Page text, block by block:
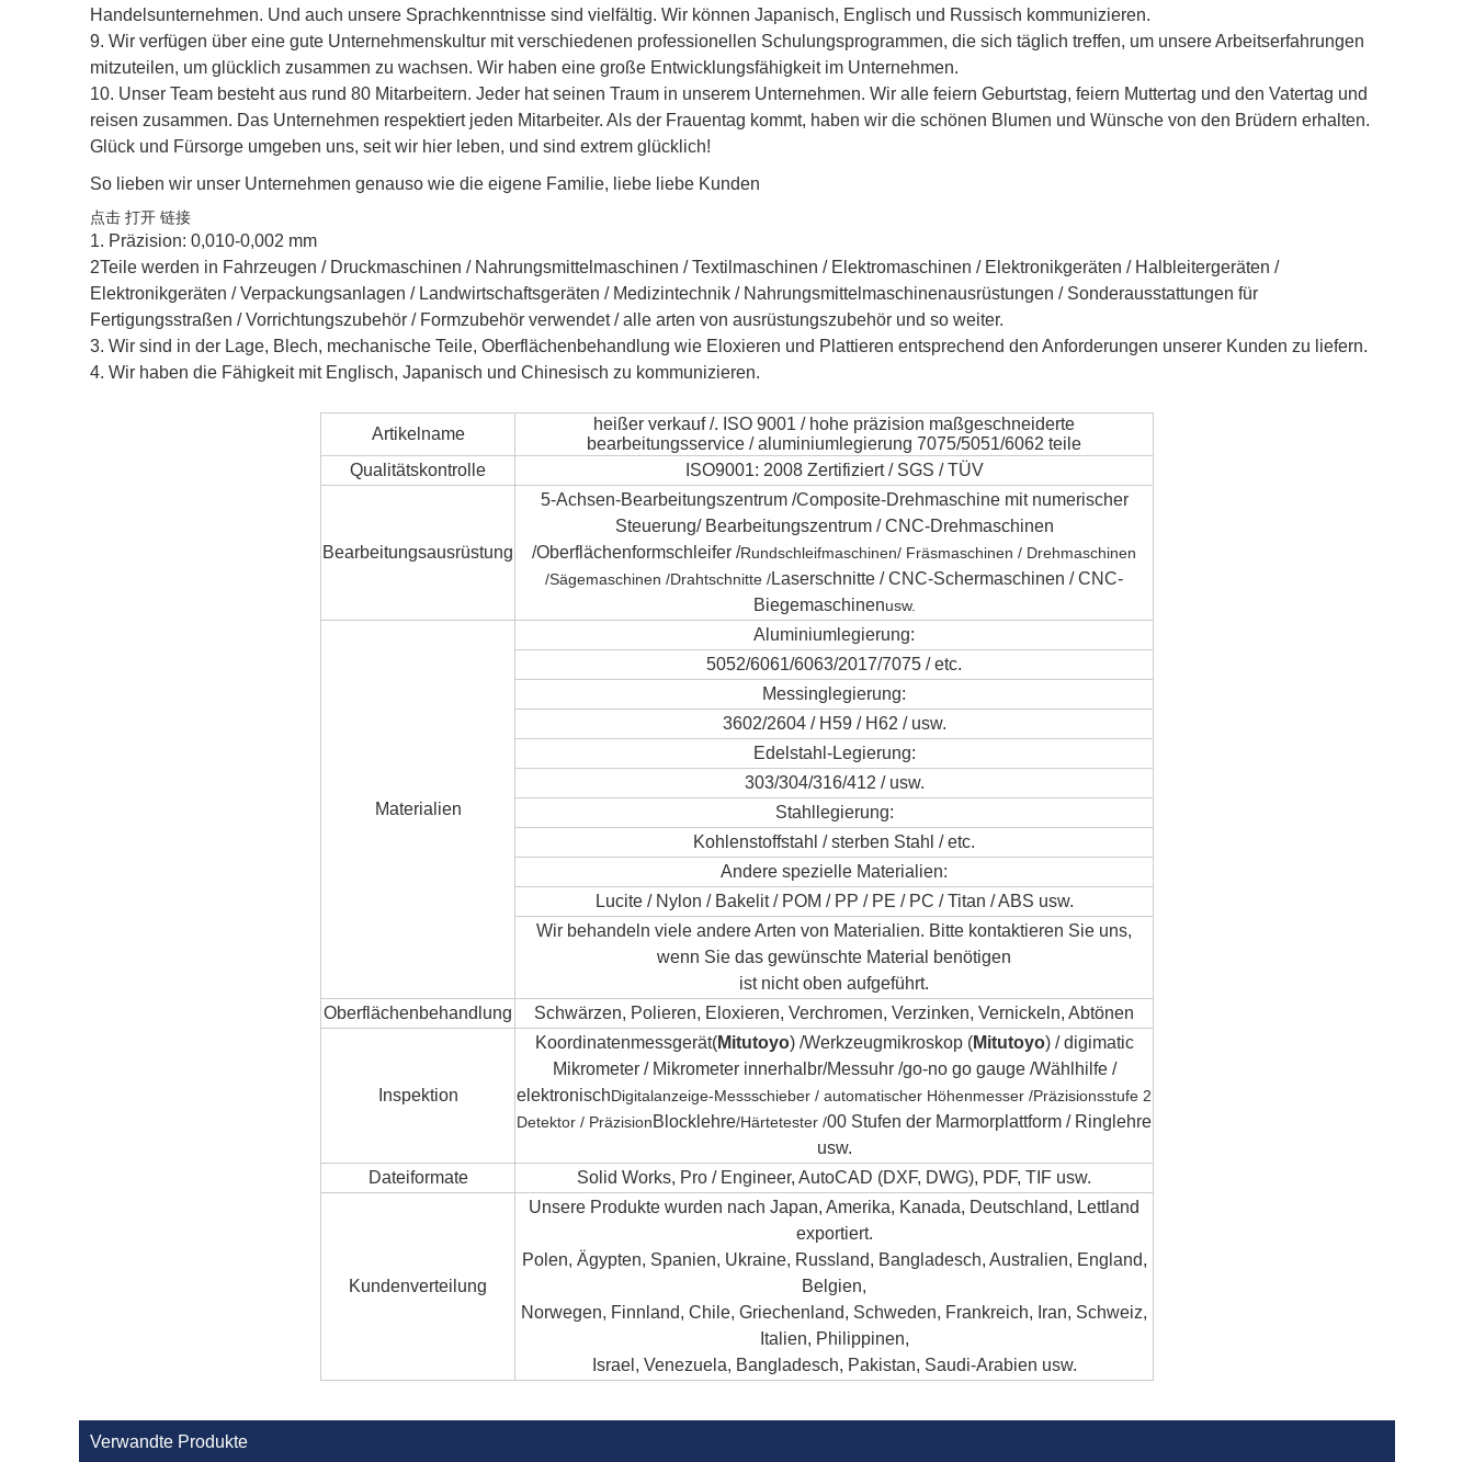
Handelsunternehmen. Und auch unsere Sprachkenntnisse sind vielfältig. Wir können Japanisch, Englisch und Russisch kommunizieren.
9. Wir verfügen über eine gute Unternehmenskultur mit verschiedenen professionellen Schulungsprogrammen, die sich täglich treffen, um unsere Arbeitserfahrungen
mitzuteilen, um glücklich zusammen zu wachsen. Wir haben eine große Entwicklungsfähigkeit im Unternehmen.
10. Unser Team besteht aus rund 80 Mitarbeitern. Jeder hat seinen Traum in unserem Unternehmen. Wir alle feiern Geburtstag, feiern Muttertag und den Vatertag und
reisen zusammen. Das Unternehmen respektiert jeden Mitarbeiter. Als der Frauentag kommt, haben wir die schönen Blumen und Wünsche von den Brüdern erhalten.
Glück und Fürsorge umgeben uns, seit wir hier leben, und sind extrem glücklich!
So lieben wir unser Unternehmen genauso wie die eigene Familie, liebe liebe Kunden
点击 打开 链接
1. Präzision: 0,010-0,002 mm
2Teile werden in Fahrzeugen / Druckmaschinen / Nahrungsmittelmaschinen / Textilmaschinen / Elektromaschinen / Elektronikgeräten / Halbleitergeräten /
Elektronikgeräten / Verpackungsanlagen / Landwirtschaftsgeräten / Medizintechnik / Nahrungsmittelmaschinenausrüstungen / Sonderausstattungen für
Fertigungsstraßen / Vorrichtungszubehör / Formzubehör verwendet / alle arten von ausrüstungszubehör und so weiter.
3. Wir sind in der Lage, Blech, mechanische Teile, Oberflächenbehandlung wie Eloxieren und Plattieren entsprechend den Anforderungen unserer Kunden zu liefern.
4. Wir haben die Fähigkeit mit Englisch, Japanisch und Chinesisch zu kommunizieren.
Artikelname
heißer verkauf /. ISO 9001 / hohe präzision maßgeschneiderte
bearbeitungsservice / aluminiumlegierung 7075/5051/6062 teile
Qualitätskontrolle
ISO9001: 2008 Zertifiziert / SGS / TÜV
Bearbeitungsausrüstung
5-Achsen-Bearbeitungszentrum /Composite-Drehmaschine mit numerischer
Steuerung/ Bearbeitungszentrum / CNC-Drehmaschinen
/Oberflächenformschleifer /Rundschleifmaschinen/ Fräsmaschinen / Drehmaschinen
/Sägemaschinen /Drahtschnitte /Laserschnitte / CNC-Schermaschinen / CNC-
Biegemaschinenusw.
Materialien
Aluminiumlegierung:
5052/6061/6063/2017/7075 / etc.
Messinglegierung:
3602/2604 / H59 / H62 / usw.
Edelstahl-Legierung:
303/304/316/412 / usw.
Stahllegierung:
Kohlenstoffstahl / sterben Stahl / etc.
Andere spezielle Materialien:
Lucite / Nylon / Bakelit / POM / PP / PE / PC / Titan / ABS usw.
Wir behandeln viele andere Arten von Materialien. Bitte kontaktieren Sie uns,
wenn Sie das gewünschte Material benötigen
ist nicht oben aufgeführt.
Oberflächenbehandlung
Schwärzen, Polieren, Eloxieren, Verchromen, Verzinken, Vernickeln, Abtönen
Inspektion
Koordinatenmessgerät(Mitutoyo) /Werkzeugmikroskop (Mitutoyo) / digimatic
Mikrometer / Mikrometer innerhalbr/Messuhr /go-no go gauge /Wählhilfe /
elektronischDigitalanzeige-Messschieber / automatischer Höhenmesser /Präzisionsstufe 2
Detektor / PräzisionBlocklehre/Härtetester /00 Stufen der Marmorplattform / Ringlehre
usw.
Dateiformate
Solid Works, Pro / Engineer, AutoCAD (DXF, DWG), PDF, TIF usw.
Kundenverteilung
Unsere Produkte wurden nach Japan, Amerika, Kanada, Deutschland, Lettland
exportiert.
Polen, Ägypten, Spanien, Ukraine, Russland, Bangladesch, Australien, England,
Belgien,
Norwegen, Finnland, Chile, Griechenland, Schweden, Frankreich, Iran, Schweiz,
Italien, Philippinen,
Israel, Venezuela, Bangladesch, Pakistan, Saudi-Arabien usw.
Verwandte Produkte